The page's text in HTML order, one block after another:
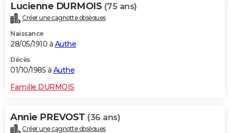
Lucienne DURMOIS (75 ans)
Créer une cagnotte obsèques
Naissance
28/05/1910 à Authe
Décès
01/10/1985 à Authe
Famille DURMOIS
Annie PREVOST (36 ans)
Créer une cagnotte obsèques